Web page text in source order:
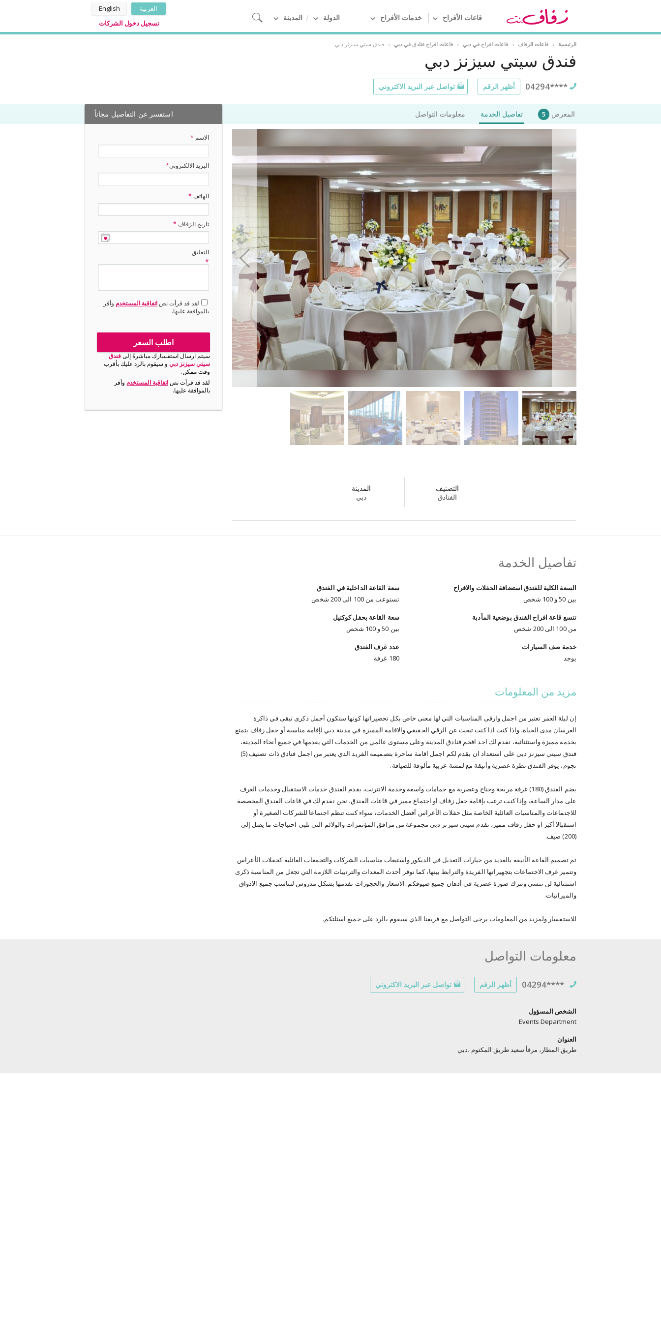
قاعات الأفراح خدمات الأفراح الدولة المدينة
العربية
English
تسجيل دخول الشركات
الرئيسية › قاعات الزفاف › قاعات افراح في دبي › قاعات افراح فنادق في دبي › فندق سيتي سيزنز دبي
فندق سيتي سيزنز دبي
04294**** أظهر الرقم تواصل عبر البريد الاكتروني
المعرض 5 تفاصيل الخدمة معلومات التواصل
التصنيف
الفنادق
المدينة
دبي
استفسر عن التفاصيل مجاناً
الاسم *
البريد الالكتروني*
الهاتف *
تاريخ الزفاف *
التعليق
*
لقد قد قرأت نصاتفاقية المستخدم وأقر
بالموافقة عليها.
اطلب السعر
سيتم ارسال استفسارك مباشرةً إلىفندق
سيتي سيزنز دبي و سيقوم بالرد عليك بأقرب
وقت ممكن.
لقد قد قرأت نصاتفاقية المستخدم وأقر
بالموافقة عليها.
تفاصيل الخدمة
السعة الكلية للفندق استضافة الحفلات والافراح
بين 50 و 100 شخص
سعة القاعة الداخلية في الفندق
تستوعب من 100 الى 200 شخص
تتسع قاعة افراح الفندق بوضعية المأدبة
من 100 الى 200 شخص
سعة القاعة بحفل كوكتيل
بين 50 و 100 شخص
خدمة صف السيارات
يوجد
عدد غرف الفندق
180 غرفة
مزيد من المعلومات
إن ليلة العمر تعتبر من اجمل وارقى المناسبات التي لها معنى خاص بكل تحضيراتها كونها ستكون أجمل ذكرى تبقى في ذاكرة
العرسان مدى الحياة، واذا كنت اذا كنت تبحث عن الرقي الحقيقي والاقامة المميزة في مدينة دبي لإقامة مناسبة أو حفل زفاف يتمتع
بخدمة مميزة واستثنائية، نقدم لك احد افخم فنادق المدينة وعلى مستوى عالمي من الخدمات التي يقدمها في جميع أنحاء المدينة،
فندق سيتي سيزنز دبي على استعداد ان يقدم لكم اجمل اقامة ساحرة بتصميمه الفريد الذي يعتبر من اجمل فنادق ذات تصنيف (5)
نجوم، يوفر الفندق نظرة عصرية وأنيقة مع لمسة عربية مألوفة للضيافة.
يضم الفندق (180) غرفة مريحة وجناح وعصرية مع حمامات واسعة وخدمة الانترنت، يقدم الفندق خدمات الاستقبال وخدمات الغرف
على مدار الساعة، وإذا كنت ترغب بإقامة حفل زفاف او اجتماع مميز في قاعات الفندق، نحن نقدم لك في قاعات الفندق المخصصة
للاجتماعات والمناسبات العائلية الخاصة مثل حفلات الأعراس أفضل الخدمات، سواء كنت تنظم اجتماعا للشركات الصغيرة أو
استقبالا أكبر او حفل زفاف مميز، تقدم سيتي سيزنز دبي مجموعة من مرافق المؤتمرات والولائم التي تلبي احتياجات ما يصل إلى
(200) ضيف.
تم تصميم القاعة الأنيقة بالعديد من خيارات التعديل في الديكور واستيعاب مناسبات الشركات والتجمعات العائلية كحفلات الأعراس
وتتميز غرف الاجتماعات بتجهيزاتها الفريدة والترابط بينها، كما نوفر أحدث المعدات والترتيبات اللازمة التي تجعل من المناسبة ذكرى
استثنائية لن تنسى وتترك صورة عصرية في أذهان جميع ضيوفكم. الاسعار والحجوزات نقدمها بشكل مدروس لتناسب جميع الاذواق
والميزانيات.
للاستفسار ولمزيد من المعلومات يرجى التواصل مع فريقنا الذي سيقوم بالرد على جميع اسئلتكم.
معلومات التواصل
04294**** أظهر الرقم تواصل عبر البريد الاكتروني
الشخص المسؤول
Events Department
العنوان
طريق المطار، مرفأ سعيد طريق المكتوم ،دبي